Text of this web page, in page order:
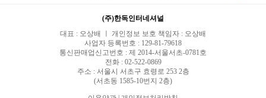
(주)한독인터네셔널
대표 : 오상배 ㅣ 개인정보 보호 책임자 : 오상배
사업자 등록번호 : 129-81-79618
통신판매업신고번호 : 제 2014-서울서초-0781호
전화 : 02-522-0869
주소 : 서울시 서초구 효령로 253 2층
(서초동 1585-10번지 2층)